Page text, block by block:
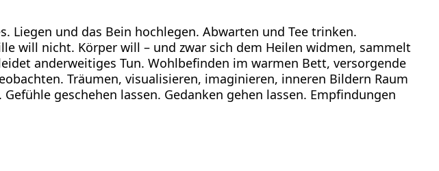
Liegen und das Bein hochlegen. Abwarten und Tee trinken.
will nicht. Körper will – und zwar sich dem Heilen widmen, sammelt
anderweitiges Tun. Wohlbefinden im warmen Bett, versorgende
Träumen, visualisieren, imaginieren, inneren Bildern Raum
geschehen lassen. Gedanken gehen lassen. Empfindungen